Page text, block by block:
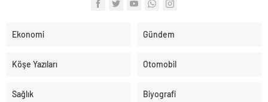
Ekonomi Gündem
Köşe Yazıları Otomobil
Sağlık Biyografi